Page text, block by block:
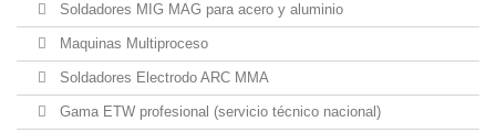
Soldadores MIG MAG para acero y aluminio
Maquinas Multiproceso
Soldadores Electrodo ARC MMA
Gama ETW profesional (servicio técnico nacional)